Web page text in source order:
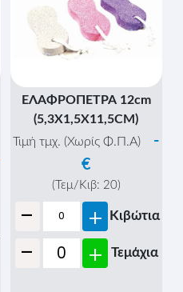
ΕΛΑΦΡΟΠΕΤΡΑ 12cm
(5,3Χ1,5Χ11,5CM)
Τιμή τμχ. (Χωρίς Φ.Π.Α)
-
€
(Τεμ/Κιβ: 20)
- + Κιβώτια
- + Τεμάχια